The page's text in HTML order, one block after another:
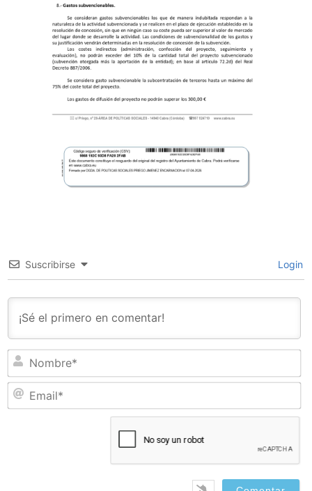
Suscribirse Login